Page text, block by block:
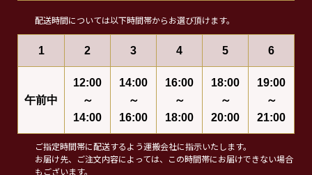
配送時間については以下時間帯からお選び頂けます。
1 2 3 4 5 6
午前中
12:00
～
14:00
14:00
～
16:00
16:00
～
18:00
18:00
～
20:00
19:00
～
21:00
ご指定時間帯に配送するよう運搬会社に指示いたします。
お届け先、ご注文内容によっては、この時間帯にお届けできない場合
もございます。